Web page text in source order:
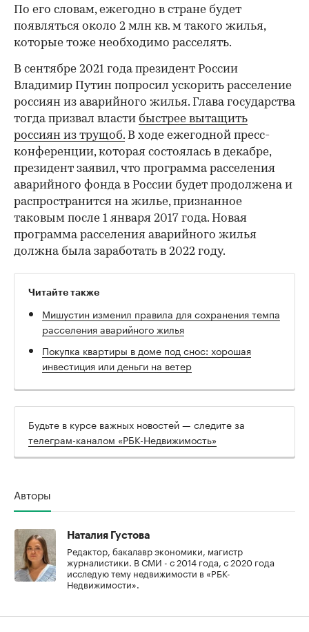
По его словам, ежегодно в стране будет
появляться около 2 млн кв. м такого жилья,
которые тоже необходимо расселять.
В сентябре 2021 года президент России
Владимир Путин попросил ускорить расселение
россиян из аварийного жилья. Глава государства
тогда призвал власти быстрее вытащить
россиян из трущоб. В ходе ежегодной пресс-
конференции, которая состоялась в декабре,
президент заявил, что программа расселения
аварийного фонда в России будет продолжена и
распространится на жилье, признанное
таковым после 1 января 2017 года. Новая
программа расселения аварийного жилья
должна была заработать в 2022 году.
Читайте также
Мишустин изменил правила для сохранения темпа
расселения аварийного жилья
Покупка квартиры в доме под снос: хорошая
инвестиция или деньги на ветер
Будьте в курсе важных новостей — следите за
телеграм-каналом «РБК-Недвижимость»
Авторы
Наталия Густова
Редактор, бакалавр экономики, магистр
журналистики. В СМИ - с 2014 года, с 2020 года
исследую тему недвижимости в «РБК-
Недвижимости».